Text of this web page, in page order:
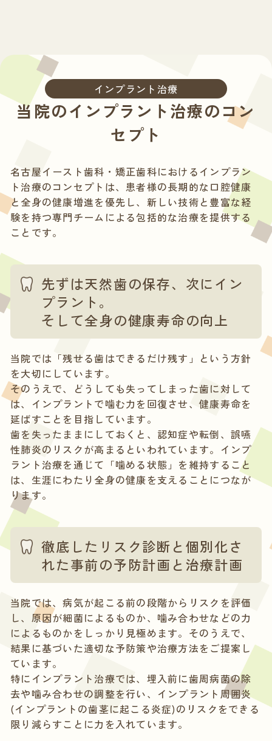
インプラント治療
当院のインプラント治療のコン
セプト
名古屋イースト歯科・矯正歯科におけるインプラン
ト治療のコンセプトは、患者様の長期的な口腔健康
と全身の健康増進を優先し、新しい技術と豊富な経
験を持つ専門チームによる包括的な治療を提供する
ことです。
先ずは天然歯の保存、次にイン
プラント。
そして全身の健康寿命の向上
当院では「残せる歯はできるだけ残す」という方針
を大切にしています。
そのうえで、どうしても失ってしまった歯に対して
は、インプラントで噛む力を回復させ、健康寿命を
延ばすことを目指しています。
歯を失ったままにしておくと、認知症や転倒、誤嚥
性肺炎のリスクが高まるといわれています。インプ
ラント治療を通じて「噛める状態」を維持すること
は、生涯にわたり全身の健康を支えることにつなが
ります。
徹底したリスク診断と個別化さ
れた事前の予防計画と治療計画
当院では、病気が起こる前の段階からリスクを評価
し、原因が細菌によるものか、噛み合わせなどの力
によるものかをしっかり見極めます。そのうえで、
結果に基づいた適切な予防策や治療方法をご提案し
ています。
特にインプラント治療では、埋入前に歯周病菌の除
去や噛み合わせの調整を行い、インプラント周囲炎
(インプラントの歯茎に起こる炎症)のリスクをできる
限り減らすことに力を入れています。